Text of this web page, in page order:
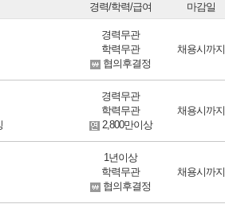
경력/학력/급여 마감일
경력무관
학력무관
협의후결정
채용시까지
경력무관
학력무관
2,800만이상
채용시까지
1년이상
학력무관
협의후결정
채용시까지